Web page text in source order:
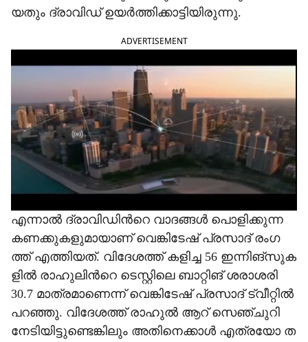
യ​തും ദ്രാ​വി​ഡ് ഉ​യ​ര്‍ത്തി​ക്കാ​ട്ടി​യി​രു​ന്നു.
ADVERTISEMENT
എ​ന്നാ​ല്‍ ദ്രാ​വി​ഡി​ന്‍റെ വാ​ദ​ങ്ങ​ള്‍ പൊ​ളി​ക്കു​ന്ന
ക​ണ​ക്കു​ക​ളു​മാ​യാ​ണ് വെ​ങ്കി​ടേ​ഷ് പ്ര​സാ​ദ് രം​ഗ​
ത്ത് എ​ത്തി​യ​ത്. വി​ദേ​ശ​ത്ത് ക​ളി​ച്ച 56 ഇ​ന്നി​ങ്സു​ക​
ളി​ൽ രാ​ഹു​ലി​ന്‍റെ ടെ​സ്റ്റി​ലെ ബാ​റ്റി​ങ് ശ​രാ​ശ​രി
30.7 മാ​ത്ര​മാ​ണെ​ന്ന് വെ​ങ്കി​ടേ​ഷ് പ്ര​സാ​ദ് ട്വീ​റ്റി​ല്‍
പ​റ​ഞ്ഞു. വി​ദേ​ശ​ത്ത് രാ​ഹു​ല്‍ ആ​റ് സെ​ഞ്ചു​റി
നേ​ടി​യി​ട്ടു​ണ്ടെ​ങ്കി​ലും അ​തി​നെ​ക്കാ​ള്‍ എ​ത്ര​യോ ത​